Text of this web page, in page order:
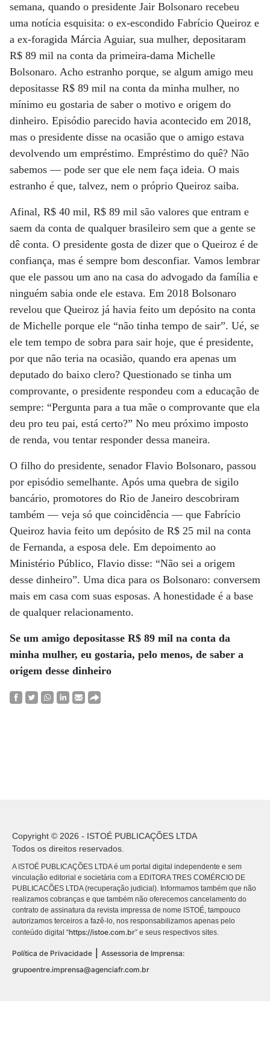
semana, quando o presidente Jair Bolsonaro recebeu
uma notícia esquisita: o ex-escondido Fabrício Queiroz e
a ex-foragida Márcia Aguiar, sua mulher, depositaram
R$ 89 mil na conta da primeira-dama Michelle
Bolsonaro. Acho estranho porque, se algum amigo meu
depositasse R$ 89 mil na conta da minha mulher, no
mínimo eu gostaria de saber o motivo e origem do
dinheiro. Episódio parecido havia acontecido em 2018,
mas o presidente disse na ocasião que o amigo estava
devolvendo um empréstimo. Empréstimo do quê? Não
sabemos — pode ser que ele nem faça ideia. O mais
estranho é que, talvez, nem o próprio Queiroz saiba.
Afinal, R$ 40 mil, R$ 89 mil são valores que entram e
saem da conta de qualquer brasileiro sem que a gente se
dê conta. O presidente gosta de dizer que o Queiroz é de
confiança, mas é sempre bom desconfiar. Vamos lembrar
que ele passou um ano na casa do advogado da família e
ninguém sabia onde ele estava. Em 2018 Bolsonaro
revelou que Queiroz já havia feito um depósito na conta
de Michelle porque ele “não tinha tempo de sair”. Ué, se
ele tem tempo de sobra para sair hoje, que é presidente,
por que não teria na ocasião, quando era apenas um
deputado do baixo clero? Questionado se tinha um
comprovante, o presidente respondeu com a educação de
sempre: “Pergunta para a tua mãe o comprovante que ela
deu pro teu pai, está certo?” No meu próximo imposto
de renda, vou tentar responder dessa maneira.
O filho do presidente, senador Flavio Bolsonaro, passou
por episódio semelhante. Após uma quebra de sigilo
bancário, promotores do Rio de Janeiro descobriram
também — veja só que coincidência — que Fabrício
Queiroz havia feito um depósito de R$ 25 mil na conta
de Fernanda, a esposa dele. Em depoimento ao
Ministério Público, Flavio disse: “Não sei a origem
desse dinheiro”. Uma dica para os Bolsonaro: conversem
mais em casa com suas esposas. A honestidade é a base
de qualquer relacionamento.
Se um amigo depositasse R$ 89 mil na conta da
minha mulher, eu gostaria, pelo menos, de saber a
origem desse dinheiro
Copyright © 2026 - ISTOÉ PUBLICAÇÕES LTDA
Todos os direitos reservados.
A ISTOÉ PUBLICAÇÕES LTDA é um portal digital independente e sem
vinculação editorial e societária com a EDITORA TRES COMÉRCIO DE
PUBLICACÕES LTDA (recuperação judicial). Informamos também que não
realizamos cobranças e que também não oferecemos cancelamento do
contrato de assinatura da revista impressa de nome ISTOÉ, tampouco
autorizamos terceiros a fazê-lo, nos responsabilizamos apenas pelo
conteúdo digital “https://istoe.com.br” e seus respectivos sites.
Política de Privacidade
Assessoria de Imprensa:
grupoentre.imprensa@agenciafr.com.br